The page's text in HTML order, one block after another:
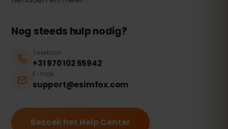
Nog steeds hulp nodig?
Telefoon
+31 970 102 65942
E-mail
support@esimfox.com
Bezoek het Help Center